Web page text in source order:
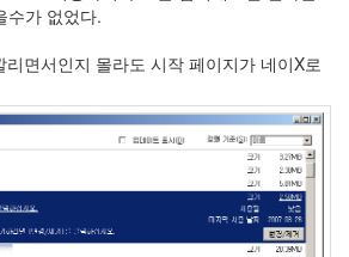
수가 없었다.
면서인지 몰라도 시작 페이지가 네이X로